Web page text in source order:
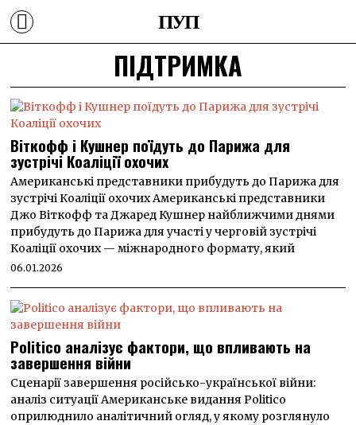
ПУП
ПІДТРИМКА
Віткофф і Кушнер поїдуть до Парижа для
зустрічі Коаліції охочих
Американські представники прибудуть до Парижа для
зустрічі Коаліції охочих Американські представники
Джо Віткофф та Джаред Кушнер найближчими днями
прибудуть до Парижа для участі у черговій зустрічі
Коаліції охочих — міжнародного формату, який
06.01.2026
Politico аналізує фактори, що впливають на
завершення війни
Сценарії завершення російсько-української війни:
аналіз ситуації Американське видання Politico
оприлюднило аналітичний огляд, у якому розглянуло